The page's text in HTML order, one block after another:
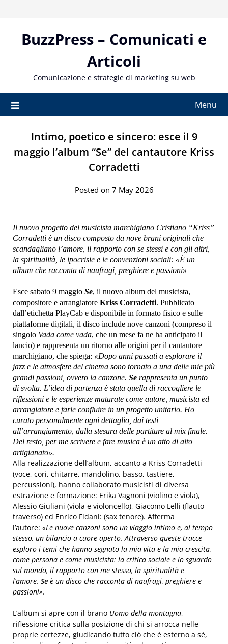
contentBuzzPress – Comunicati e
Articoli
Comunicazione e strategie di marketing su web
Menu
Intimo, poetico e sincero: esce il 9
maggio l’album “Se” del cantautore Kriss
Corradetti
Posted on 7 May 2026
Il nuovo progetto del musicista marchigiano Cristiano “Kriss”
Corradetti è un disco composto da nove brani originali che
scandagliano l’amore, il rapporto con se stessi e con gli altri,
la spiritualità, le ipocrisie e le convenzioni sociali: «È un
album che racconta di naufragi, preghiere e passioni»
Esce sabato 9 maggio Se, il nuovo album del musicista,
compositore e arrangiatore Kriss Corradetti. Pubblicato
dall’etichetta PlayCab e disponibile in formato fisico e sulle
piattaforme digitali, il disco include nove canzoni (compreso il
singolo Vada come vada, che un mese fa ne ha anticipato il
lancio) e rappresenta un ritorno alle origini per il cantautore
marchigiano, che spiega: «Dopo anni passati a esplorare il
jazz e le atmosfere del cinema sono tornato a una delle mie più
grandi passioni, ovvero la canzone. Se rappresenta un punto
di svolta. L’idea di partenza è stata quella di raccogliere le
riflessioni e le esperienze maturate come autore, musicista ed
arrangiatore e farle confluire in un progetto unitario. Ho
curato personalmente ogni dettaglio, dai testi
all’arrangiamento, dalla stesura delle partiture al mix finale.
Del resto, per me scrivere e fare musica è un atto di alto
artigianato».
Alla realizzazione dell’album, accanto a Kriss Corradetti
(voce, cori, chitarre, mandolino, basso, tastiere,
percussioni), hanno collaborato musicisti di diversa
estrazione e formazione: Erika Vagnoni (violino e viola),
Alessio Giuliani (viola e violoncello), Giacomo Lelli (flauto
traverso) ed Enrico Fidani: (sax tenore). Afferma
l’autore: «Le nuove canzoni sono un viaggio intimo e, al tempo
stesso, un bilancio a cuore aperto. Attraverso queste tracce
esploro i temi che hanno segnato la mia vita e la mia crescita,
come persona e come musicista: la critica sociale e lo sguardo
sul mondo, il rapporto con me stesso, la spiritualità e
l’amore. Se è un disco che racconta di naufragi, preghiere e
passioni».
L’album si apre con il brano Uomo della montagna,
riflessione critica sulla posizione di chi si arrocca nelle
proprie certezze, giudicando tutto ciò che è esterno a sé,